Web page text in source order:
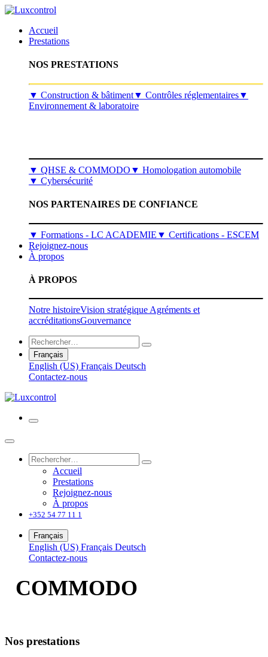
Accueil
Prestations
NOS PRESTATIONS
​▼ Construction & bâtiment▼ Contrôles réglementaires▼
Environnement & laboratoire
▼ QHSE & COMMODO ▼ Homologation automobile
▼ Cybersécurité
NOS PARTENAIRES DE CONFIANCE
▼ Formations - LC ACADEMIE ▼ Certifications - ESCEM
Rejoignez-nous
À propos
À PROPOS
Notre histoireVision stratégique Agréments et
accréditationsGouvernance
Français
English (US) Français Deutsch
Contactez-nous
Accueil
Prestations
Rejoignez-nous
À propos
+352 54 77 11 1
Français
English (US) Français Deutsch
Contactez-nous
COMMODO
Nos prestations